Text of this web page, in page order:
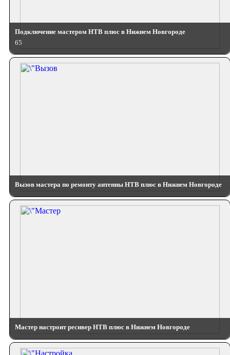
Подключение мастером НТВ плюс в Нижнем Новгороде
65
Вызов мастера по ремонту антенны НТВ плюс в Нижнем Новгороде
Мастер настроит ресивер НТВ плюс в Нижнем Новгороде